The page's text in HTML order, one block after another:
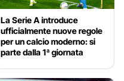
La Serie A introduce
ufficialmente nuove regole
per un calcio moderno: si
parte dalla 1ª giornata